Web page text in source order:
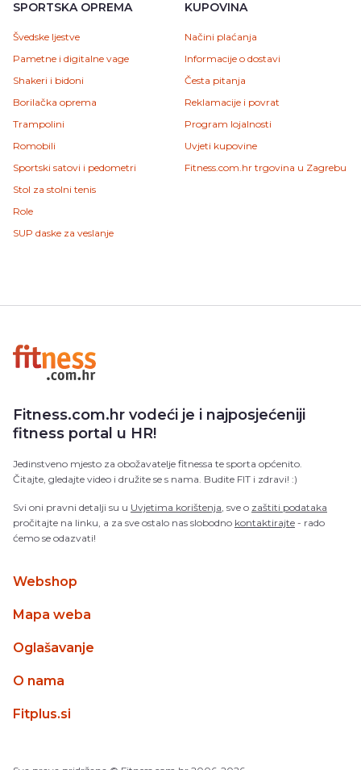
SPORTSKA OPREMA
Švedske ljestve
Pametne i digitalne vage
Shakeri i bidoni
Borilačka oprema
Trampolini
Romobili
Sportski satovi i pedometri
Stol za stolni tenis
Role
SUP daske za veslanje
KUPOVINA
Načini plaćanja
Informacije o dostavi
Česta pitanja
Reklamacije i povrat
Program lojalnosti
Uvjeti kupovine
Fitness.com.hr trgovina u Zagrebu
Fitness.com.hr vodeći je i najposjećeniji
fitness portal u HR!
Jedinstveno mjesto za obožavatelje fitnessa te sporta općenito.
Čitajte, gledajte video i družite se s nama. Budite FIT i zdravi! :)
Svi oni pravni detalji su u Uvjetima korištenja, sve o zaštiti podataka
pročitajte na linku, a za sve ostalo nas slobodno kontaktirajte - rado
ćemo se odazvati!
Webshop
Mapa weba
Oglašavanje
O nama
Fitplus.si